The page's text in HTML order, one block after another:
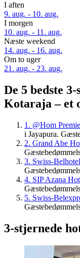
I aften
9. aug. - 10. aug.
I morgen
10. aug. - 11. aug.
Næste weekend
14. aug. - 16. aug.
Om to uger
21. aug. - 23. aug.
De 5 bedste
Kotaraja – et
1. @Hom
i Jayapura.
2. Grand Abe
3. Swiss-
4. SIP Azana
5. Swiss-
3-stjernede